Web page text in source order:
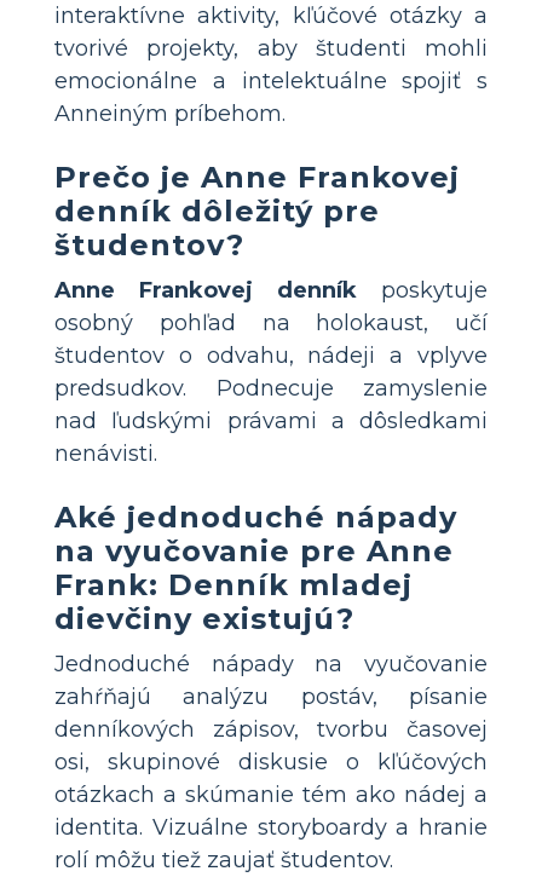
interaktívne aktivity, kľúčové otázky a
tvorivé projekty, aby študenti mohli
emocionálne a intelektuálne spojiť s
Anneiným príbehom.
Prečo je Anne Frankovej
denník dôležitý pre
študentov?
Anne Frankovej denník poskytuje
osobný pohľad na holokaust, učí
študentov o odvahu, nádeji a vplyve
predsudkov. Podnecuje zamyslenie
nad ľudskými právami a dôsledkami
nenávisti.
Aké jednoduché nápady
na vyučovanie pre Anne
Frank: Denník mladej
dievčiny existujú?
Jednoduché nápady na vyučovanie
zahŕňajú analýzu postáv, písanie
denníkových zápisov, tvorbu časovej
osi, skupinové diskusie o kľúčových
otázkach a skúmanie tém ako nádej a
identita. Vizuálne storyboardy a hranie
rolí môžu tiež zaujať študentov.